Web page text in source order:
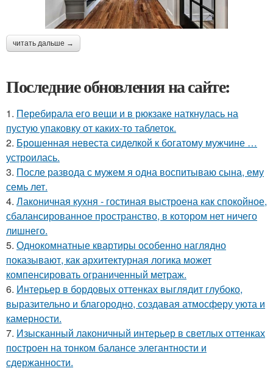
читать дальше →
Последние обновления на сайте:
1. Перебирала его вещи и в рюкзаке наткнулась на
пустую упаковку от каких-то таблеток.
2. Брошенная невеста сиделкой к богатому мужчине …
устроилась.
3. После развода с мужем я одна воспитываю сына, ему
семь лет.
4. Лаконичная кухня - гостиная выстроена как спокойное,
сбалансированное пространство, в котором нет ничего
лишнего.
5. Однокомнатные квартиры особенно наглядно
показывают, как архитектурная логика может
компенсировать ограниченный метраж.
6. Интерьер в бордовых оттенках выглядит глубоко,
выразительно и благородно, создавая атмосферу уюта и
камерности.
7. Изысканный лаконичный интерьер в светлых оттенках
построен на тонком балансе элегантности и
сдержанности.